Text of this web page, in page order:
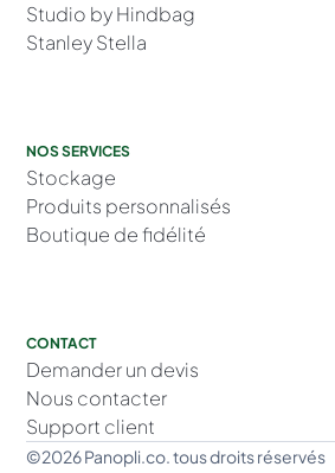
Studio by Hindbag
Stanley Stella
NOS SERVICES
Stockage
Produits personnalisés
Boutique de fidélité
CONTACT
Demander un devis
Nous contacter
Support client
©2026 Panopli.co. tous droits réservés